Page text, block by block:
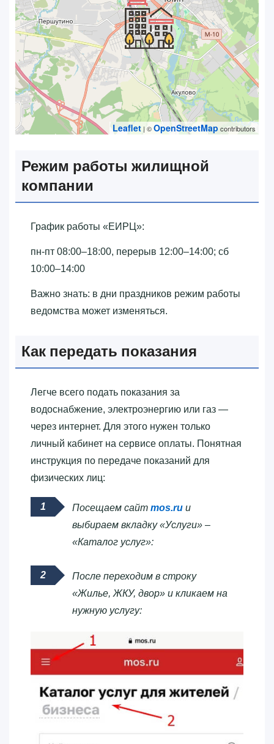
Leaflet | ©OpenStreetMap contributors
Режим работы жилищной
компании
График работы «‎ЕИРЦ»‎:
пн-пт 08:00–18:00, перерыв 12:00–14:00; сб
10:00–14:00
Важно знать: в дни праздников режим работы
ведомства может изменяться.
Как передать показания
Легче всего подать показания за
водоснабжение, электроэнергию или газ —
через интернет. Для этого нужен только
личный кабинет на сервисе оплаты. Понятная
инструкция по передаче показаний для
физических лиц:
Посещаем сайт mos.ru и
выбираем вкладку «Услуги» –
«Каталог услуг»:
После переходим в строку
«Жилье, ЖКУ, двор» и кликаем на
нужную услугу: